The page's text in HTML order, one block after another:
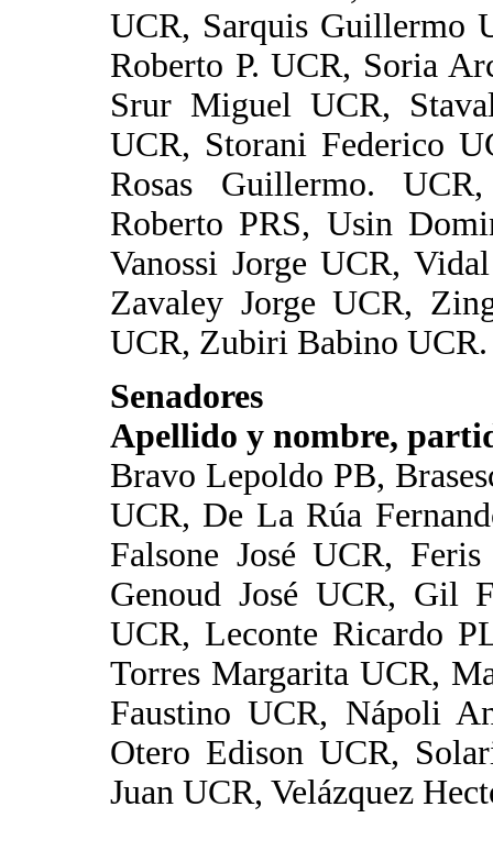
UCR, Sarquis Guillermo
Roberto P. UCR, Soria
Srur Miguel UCR,
UCR, Storani Federico
Rosas Guillermo.
Roberto PRS, Usin
Vanossi Jorge UCR,
Zavaley Jorge UCR,
UCR, Zubiri Babino UCR.
Senadores
Apellido y nombre,
Bravo Lepoldo PB,
UCR, De La Rúa
Falsone José UCR,
Genoud José UCR, Gil
UCR, Leconte Ricardo
Torres Margarita UCR,
Faustino UCR, Nápoli
Otero Edison UCR,
Juan UCR, Velázquez